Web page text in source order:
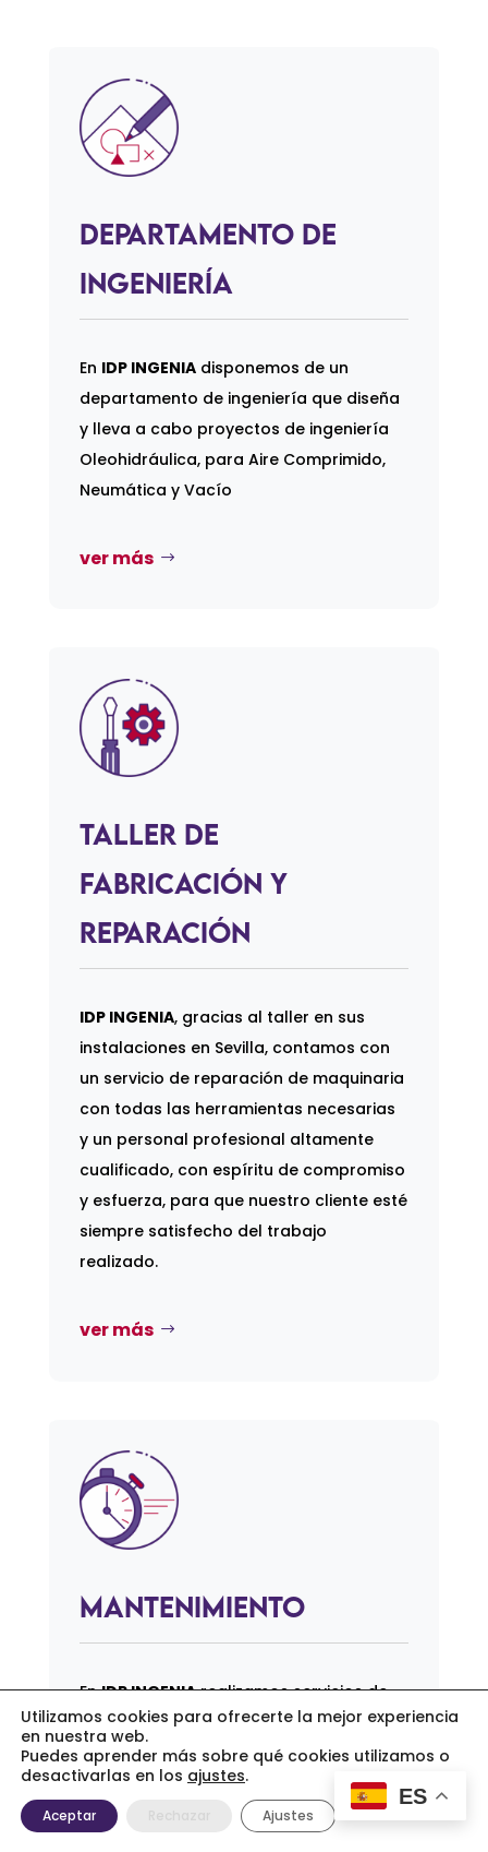
Departamento de
Ingeniería
En IDP INGENIA disponemos de un
departamento de ingeniería que diseña
y lleva a cabo proyectos de ingeniería
Oleohidráulica, para Aire Comprimido,
Neumática y Vacío
ver más
Taller de
Fabricación y
Reparación
IDP INGENIA, gracias al taller en sus
instalaciones en Sevilla, contamos con
un servicio de reparación de maquinaria
con todas las herramientas necesarias
y un personal profesional altamente
cualificado, con espíritu de compromiso
y esfuerza, para que nuestro cliente esté
siempre satisfecho del trabajo
realizado.
ver más
Mantenimiento
En IDP INGENIArealizamos servicios de
mantenimiento, tanto en gamas
preventivas como correctivas.
Disponemos de acuerdos que se ajustan
en duración y perioricidad a las
ES
Utilizamos cookies para ofrecerte la mejor experiencia
en nuestra web.
Puedes aprender más sobre qué cookies utilizamos o
desactivarlas en los ajustes.
Aceptar Ajustes